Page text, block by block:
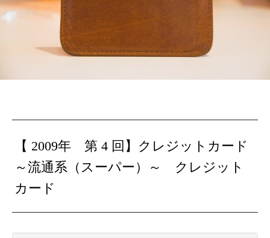
【 2009年 第 4 回】 クレジットカード
～流通系（スーパー）～ クレジット
カード